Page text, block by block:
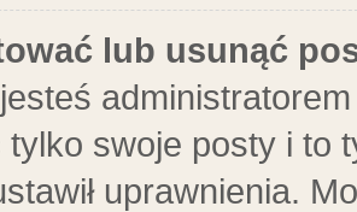
lub usunąć
tylko swoje posty i to
uprawnienia.